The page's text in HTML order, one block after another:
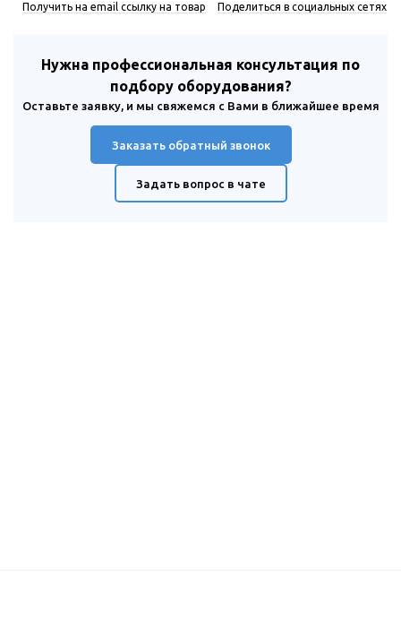
Получить на email ссылку на товар Поделиться в социальных сетях
Нужна профессиональная консультация по
подбору оборудования?
Оставьте заявку, и мы свяжемся с Вами в ближайшее время
Заказать обратный звонок
Задать вопрос в чате